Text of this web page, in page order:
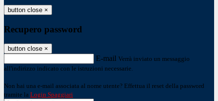
button close ×
Recupero password
button close ×
E-mail Verrà inviato un messaggio
all'indirizzo indicato con le istruzioni necessarie.
Non hai una e-mail associata al nome utente? Effettua il reset della password
tramite la Login Spaggiari